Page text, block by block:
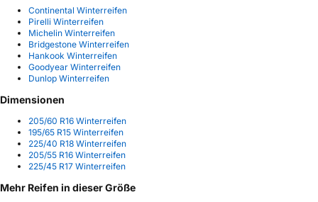
Continental Winterreifen
Pirelli Winterreifen
Michelin Winterreifen
Bridgestone Winterreifen
Hankook Winterreifen
Goodyear Winterreifen
Dunlop Winterreifen
Dimensionen
205/60 R16 Winterreifen
195/65 R15 Winterreifen
225/40 R18 Winterreifen
205/55 R16 Winterreifen
225/45 R17 Winterreifen
Mehr Reifen in dieser Größe